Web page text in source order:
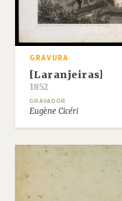
GRAVURA
[Laranjeiras]
1852
GRAVADOR
Eugène Cicéri